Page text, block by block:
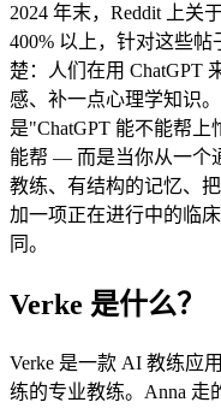
2024 年末，Reddit 上关
400% 以上，针对这些
楚：人们在用 ChatGPT
感、补一点心理学知识
是"ChatGPT 能不能帮
能帮 — 而是当你从一个
教练、有结构的记忆、
加一项正在进行中的临
同。
Verke 是什么？
Verke 是一款 AI 教练应
练的专业教练。Anna 走